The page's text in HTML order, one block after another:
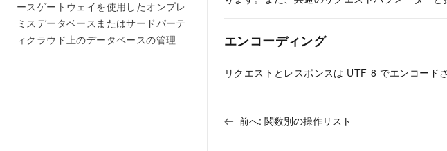
ースゲートウェイを使用したオンプレ
ミスデータベースまたはサードパーテ
ィクラウド上のデータベースの管理
エンコーディング
リクエストとレスポンスは UTF-8 でエンコードさ
前へ: 関数別の操作リスト